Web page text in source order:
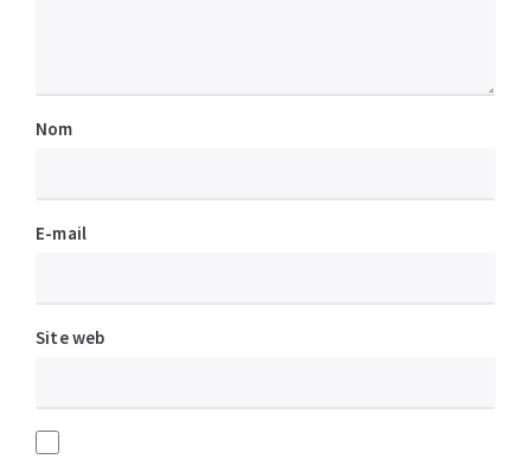
Nom
E-mail
Site web